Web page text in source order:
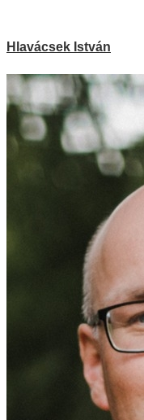
Hlavácsek István